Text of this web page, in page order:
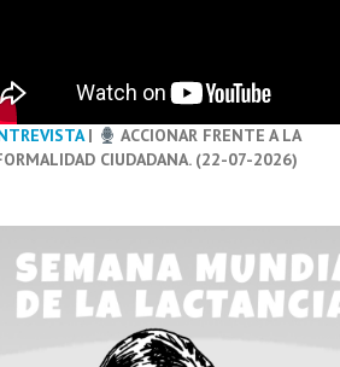
|
ACCIONAR FRENTE A LA
CIUDADANA. (22-07-2026)